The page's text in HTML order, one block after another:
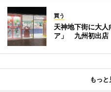
買う
天神地下街に大人
ア」 九州初出店
もっと